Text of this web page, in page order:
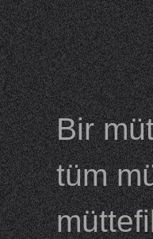
Bir
tüm